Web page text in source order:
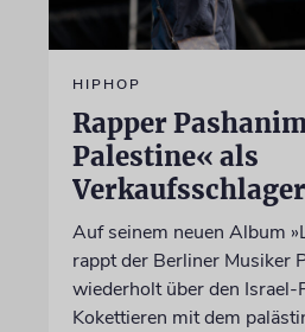
HIPHOP
Rapper
Palestine« als
Verkaufsschlager
Auf seinem neuen Album
rappt der Berliner Musiker
wiederholt über den
Kokettieren mit dem